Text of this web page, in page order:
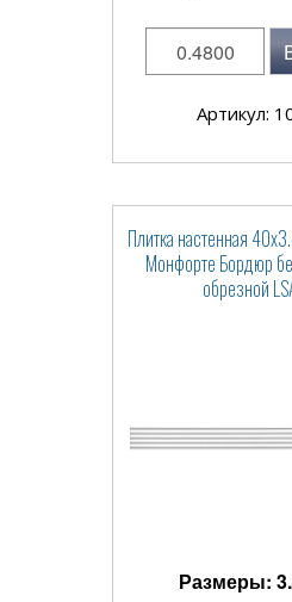
Артикул:
Плитка настенная
Монфорте Бордюр
обрезной
Размеры: